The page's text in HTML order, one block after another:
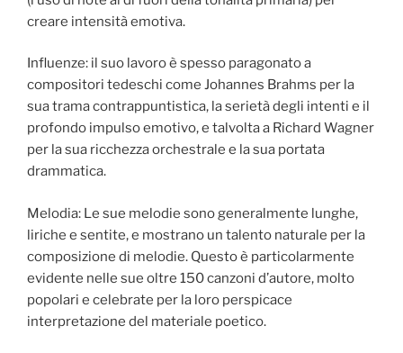
creare intensità emotiva.
Influenze: il suo lavoro è spesso paragonato a
compositori tedeschi come Johannes Brahms per la
sua trama contrappuntistica, la serietà degli intenti e il
profondo impulso emotivo, e talvolta a Richard Wagner
per la sua ricchezza orchestrale e la sua portata
drammatica.
Melodia: Le sue melodie sono generalmente lunghe,
liriche e sentite, e mostrano un talento naturale per la
composizione di melodie. Questo è particolarmente
evidente nelle sue oltre 150 canzoni d’autore, molto
popolari e celebrate per la loro perspicace
interpretazione del materiale poetico.